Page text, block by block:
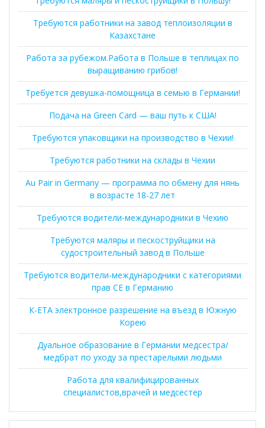
Требуются работники на завод теплоизоляции в
Казахстане
Работа за рубежом.Работа в Польше в теплицах по
выращиванию грибов!
Требуется девушка-помощница в семью в Германии!
Подача на Green Card — ваш путь к США!
Требуются упаковщики на производство в Чехии!
Требуются работники на склады в Чехии
Au Pair in Germany — программа по обмену для нянь
в возрасте 18-27 лет
Требуются водители-международники в Чехию
Требуются маляры и пескоструйщики на
судостроительный завод в Польше
Требуются водители-международники с категориями
прав CE в Германию
К-ЕТА электронное разрешение на въезд в Южную
Корею
Дуальное образование в Германии медсестра/
медбрат по уходу за престарелыми людьми
Работа для квалифицированных
специалистов,врачей и медсестер